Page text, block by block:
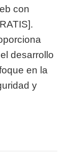
con
desarrollo
en la
y